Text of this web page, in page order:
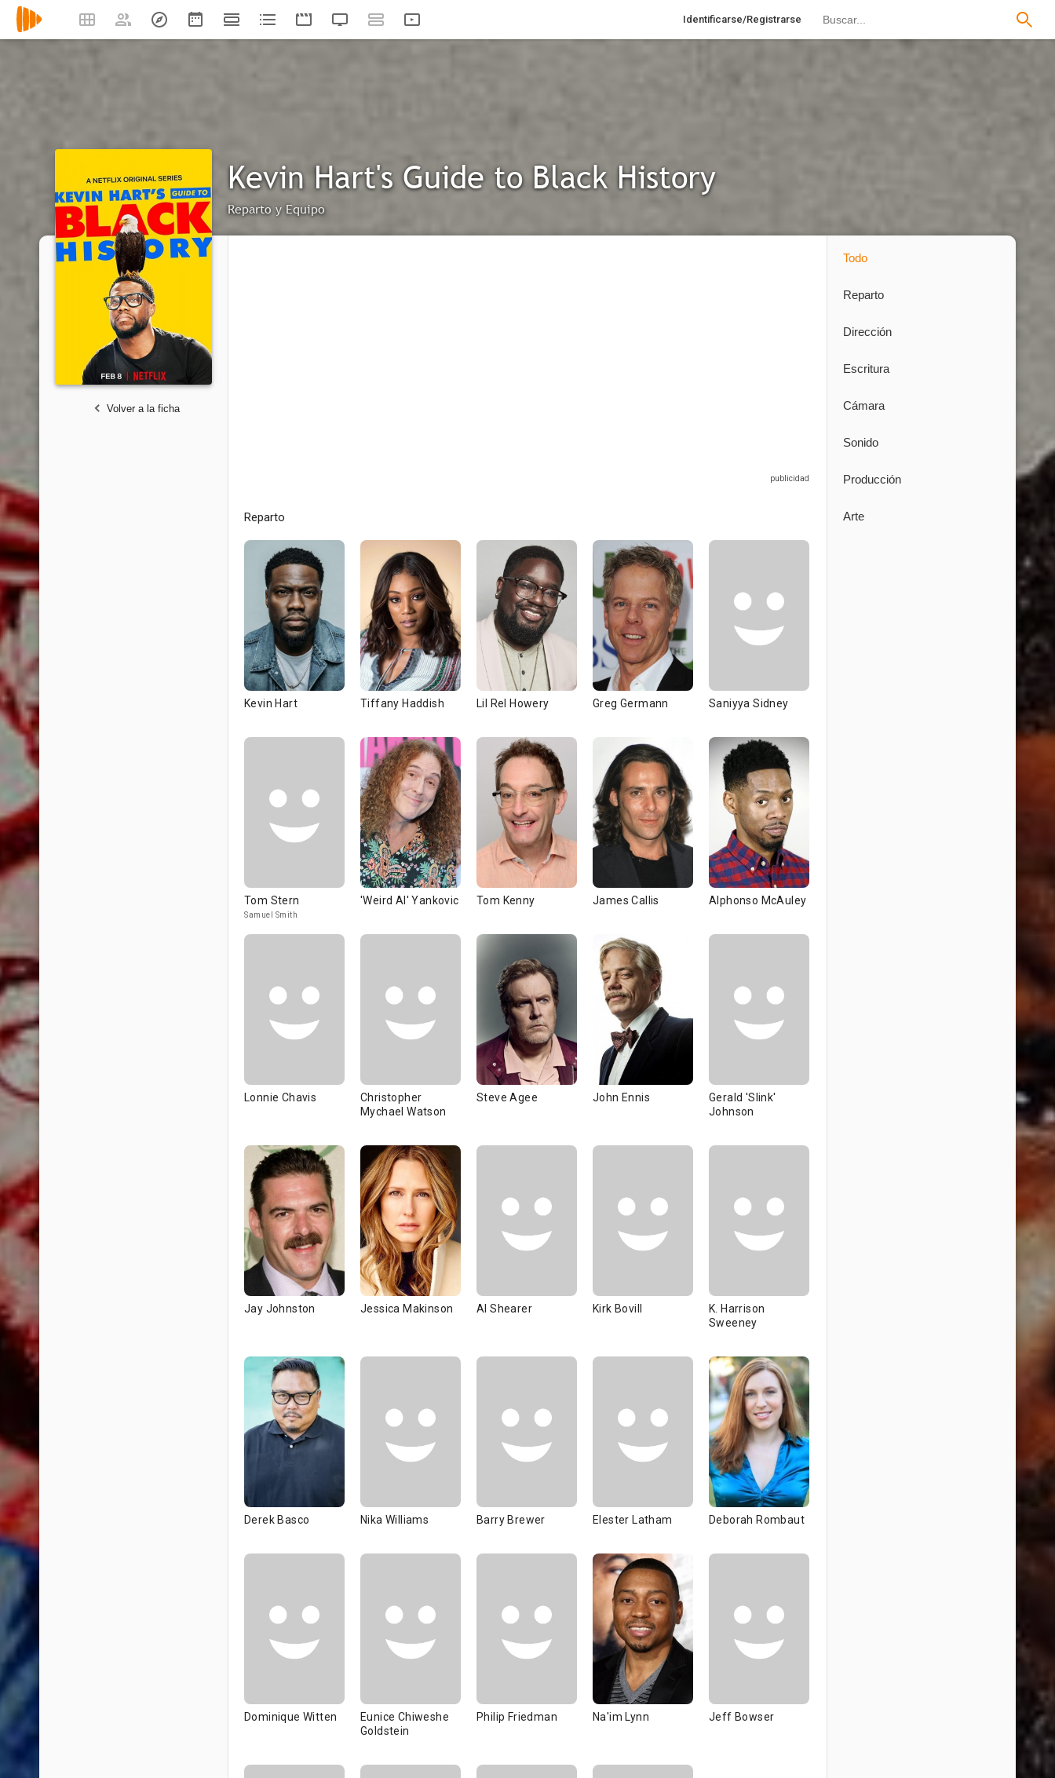
Identificarse/Registrarse
Kevin Hart's Guide to Black History
Reparto y Equipo
Volver a la ficha
Reparto
Kevin Hart Tiffany Haddish Lil Rel Howery Greg Germann Saniyya Sidney
Tom Stern
Samuel Smith
'Weird Al' Yankovic Tom Kenny James Callis Alphonso McAuley
Lonnie Chavis
Christopher
Mychael Watson
Steve Agee John Ennis
Gerald 'Slink'
Johnson
Jay Johnston Jessica Makinson Al Shearer Kirk Bovill
K. Harrison
Sweeney
Derek Basco Nika Williams Barry Brewer Elester Latham Deborah Rombaut
Dominique Witten
Eunice Chiweshe
Goldstein
Philip Friedman Na'im Lynn Jeff Bowser
Todo
Reparto
Dirección
Escritura
Cámara
Sonido
Producción
Arte